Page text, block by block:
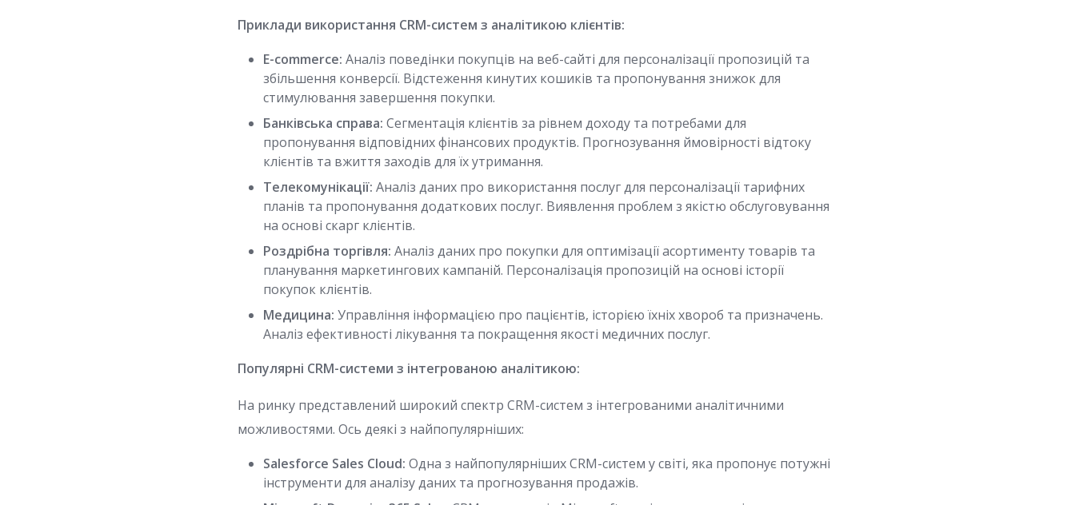
Приклади використання CRM-систем з аналітикою клієнтів:
E-commerce: Аналіз поведінки покупців на веб-сайті для персоналізації пропозицій та
збільшення конверсії. Відстеження кинутих кошиків та пропонування знижок для
стимулювання завершення покупки.
Банківська справа: Сегментація клієнтів за рівнем доходу та потребами для
пропонування відповідних фінансових продуктів. Прогнозування ймовірності відтоку
клієнтів та вжиття заходів для їх утримання.
Телекомунікації: Аналіз даних про використання послуг для персоналізації тарифних
планів та пропонування додаткових послуг. Виявлення проблем з якістю обслуговування
на основі скарг клієнтів.
Роздрібна торгівля: Аналіз даних про покупки для оптимізації асортименту товарів та
планування маркетингових кампаній. Персоналізація пропозицій на основі історії
покупок клієнтів.
Медицина: Управління інформацією про пацієнтів, історією їхніх хвороб та призначень.
Аналіз ефективності лікування та покращення якості медичних послуг.
Популярні CRM-системи з інтегрованою аналітикою:
На ринку представлений широкий спектр CRM-систем з інтегрованими аналітичними
можливостями. Ось деякі з найпопулярніших:
Salesforce Sales Cloud: Одна з найпопулярніших CRM-систем у світі, яка пропонує потужні
інструменти для аналізу даних та прогнозування продажів.